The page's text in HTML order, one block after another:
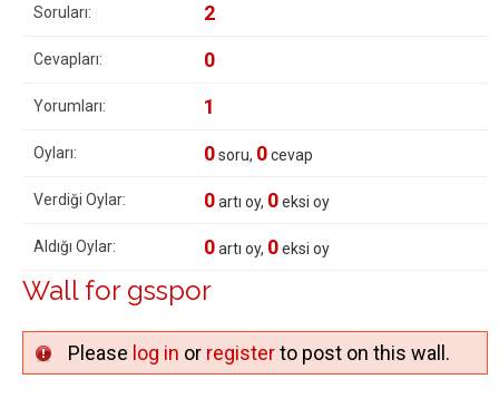
Soruları: 2
Cevapları: 0
Yorumları: 1
Oyları: 0soru, 0cevap
Verdiği Oylar: 0artı oy, 0eksi oy
Aldığı Oylar: 0artı oy, 0eksi oy
Wall for gsspor
Please log in or registerto post on this wall.